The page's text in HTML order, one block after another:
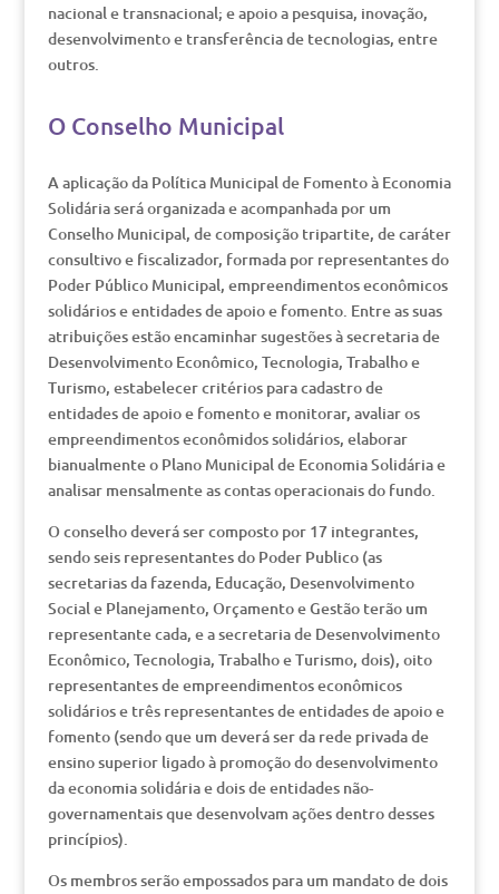
nacional e transnacional; e apoio a pesquisa, inovação,
desenvolvimento e transferência de tecnologias, entre
outros.
O Conselho Municipal
A aplicação da Política Municipal de Fomento à Economia
Solidária será organizada e acompanhada por um
Conselho Municipal, de composição tripartite, de caráter
consultivo e fiscalizador, formada por representantes do
Poder Público Municipal, empreendimentos econômicos
solidários e entidades de apoio e fomento. Entre as suas
atribuições estão encaminhar sugestões à secretaria de
Desenvolvimento Econômico, Tecnologia, Trabalho e
Turismo, estabelecer critérios para cadastro de
entidades de apoio e fomento e monitorar, avaliar os
empreendimentos econômidos solidários, elaborar
bianualmente o Plano Municipal de Economia Solidária e
analisar mensalmente as contas operacionais do fundo.
O conselho deverá ser composto por 17 integrantes,
sendo seis representantes do Poder Publico (as
secretarias da fazenda, Educação, Desenvolvimento
Social e Planejamento, Orçamento e Gestão terão um
representante cada, e a secretaria de Desenvolvimento
Econômico, Tecnologia, Trabalho e Turismo, dois), oito
representantes de empreendimentos econômicos
solidários e três representantes de entidades de apoio e
fomento (sendo que um deverá ser da rede privada de
ensino superior ligado à promoção do desenvolvimento
da economia solidária e dois de entidades não-
governamentais que desenvolvam ações dentro desses
princípios).
Os membros serão empossados para um mandato de dois